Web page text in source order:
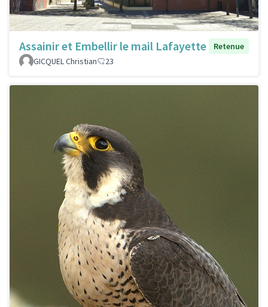
Assainir et Embellir le mail Lafayette
Retenue
GICQUEL Christian
23